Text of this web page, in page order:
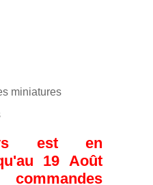
miniatures
est en
19 Août